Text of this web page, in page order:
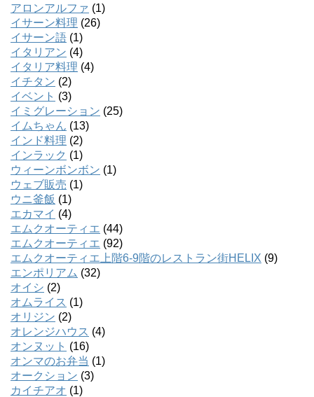
アロンアルファ (1)
イサーン料理 (26)
イサーン語 (1)
イタリアン (4)
イタリア料理 (4)
イチタン (2)
イベント (3)
イミグレーション (25)
イムちゃん (13)
インド料理 (2)
インラック (1)
ウィーンボンボン (1)
ウェブ販売 (1)
ウニ釜飯 (1)
エカマイ (4)
エムクオーティエ (44)
エムクオーティエ (92)
エムクオーティエ上階6-9階のレストラン街HELIX (9)
エンポリアム (32)
オイシ (2)
オムライス (1)
オリジン (2)
オレンジハウス (4)
オンヌット (16)
オンマのお弁当 (1)
オークション (3)
カイチアオ (1)